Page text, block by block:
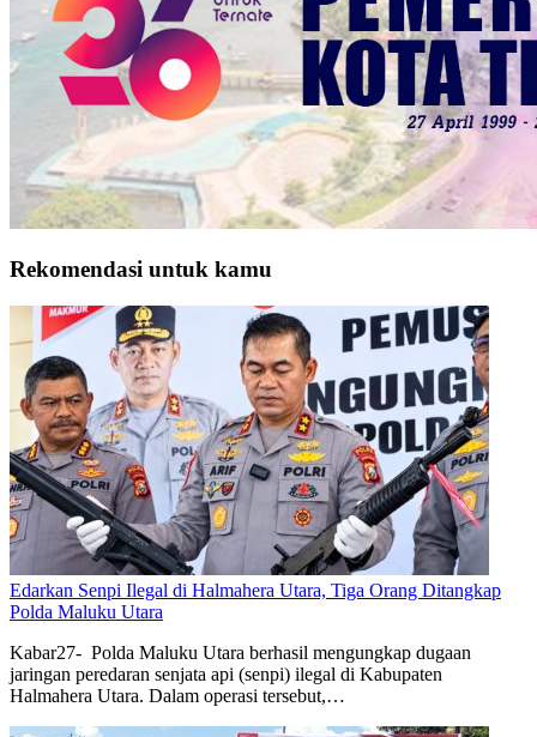
Rekomendasi untuk kamu
Edarkan Senpi Ilegal di Halmahera Utara, Tiga Orang Ditangkap
Polda Maluku Utara
Kabar27- Polda Maluku Utara berhasil mengungkap dugaan
jaringan peredaran senjata api (senpi) ilegal di Kabupaten
Halmahera Utara. Dalam operasi tersebut,…